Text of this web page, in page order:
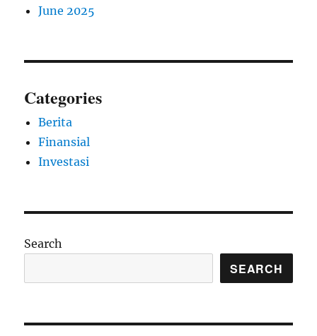
June 2025
Categories
Berita
Finansial
Investasi
Search
SEARCH